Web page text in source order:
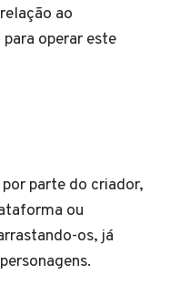
ao
operar este
parte do criador,
ou
os, já